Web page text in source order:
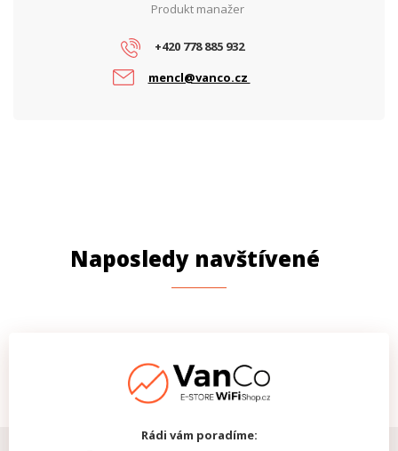
Produkt manažer
+420 778 885 932
mencl@vanco.cz
Naposledy navštívené
Rádi vám poradíme: